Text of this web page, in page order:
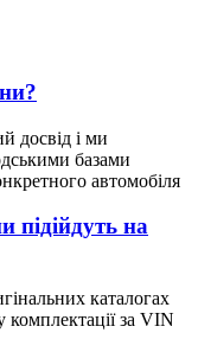
досвід і ми
базами
автомобіля
підійдуть на
каталогах
за VIN